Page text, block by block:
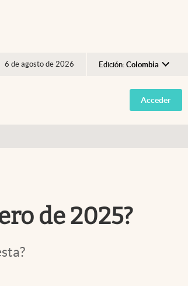
6 de agosto de 2026 Edición: Colombia
Argentina
España
Acceder
de 2025?